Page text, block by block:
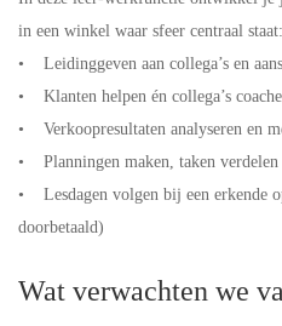
in een winkel waar sfeer centraal staat:
• Leidinggeven aan collega’s en
• Klanten helpen én collega’s
• Verkoopresultaten analyseren en
• Planningen maken, taken verdelen
• Lesdagen volgen bij een erkende
doorbetaald)
Wat verwachten we